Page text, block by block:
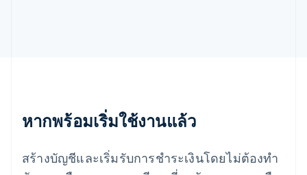
หากพร้อมเริ่มใช้งานแล้ว
สร้างบัญชีและเริ่มรับการชำระเงินโดยไม่ต้องทำ
เยอรมนี
โรมาเนีย
English